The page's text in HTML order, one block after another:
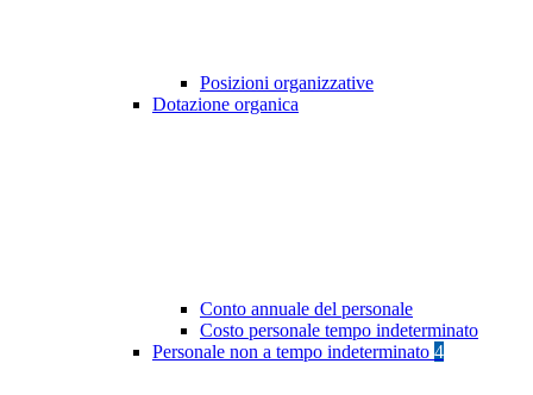
Posizioni organizzative
Dotazione organica
Conto annuale del personale
Costo personale tempo indeterminato
Personale non a tempo indeterminato 4